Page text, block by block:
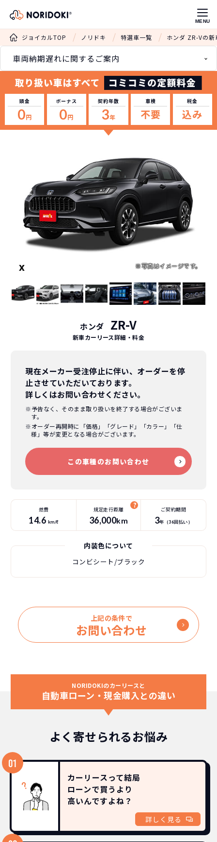
MENU
ジョイカルTOP ノリドキ 特選車一覧 ホンダ ZR-Vの
車両納期遅れに関するご案内
頭金
0円
ボーナス
0円
契約年数
3年
車検
不要
税金
込み
ホンダ ZR-V
新車カーリース詳細 ・料金
現在メーカー受注停止に伴い、オーダーを停
止させていただいております。
詳しくはお問い合わせください。
※予告なく、そのまま取り扱いを終了する場合がございま
す。
※オーダー再開時に「価格」「グレード」「カラー」「仕
様」等が変更となる場合がございます。
この車種のお問い合わせ
燃費
14.6 km/ℓ
規定走行距離
36,000km
ご契約期間
3年（36回払い）
内装色について
コンビシート/ブラック
上記の条件で
お問い合わせ
NORIDOKIのカーリースと
自動車ローン・現金購入との違い
よく寄せられるお悩み
カーリースって結局
ローンで買うより
高いんですよね？
詳しく見る